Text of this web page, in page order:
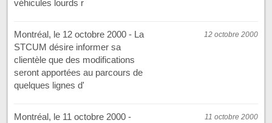
véhicules lourds r
12 octobre 2000
Montréal, le 12 octobre 2000 - La
STCUM désire informer sa
clientèle que des modifications
seront apportées au parcours de
quelques lignes d'
11 octobre 2000
Montréal, le 11 octobre 2000 -